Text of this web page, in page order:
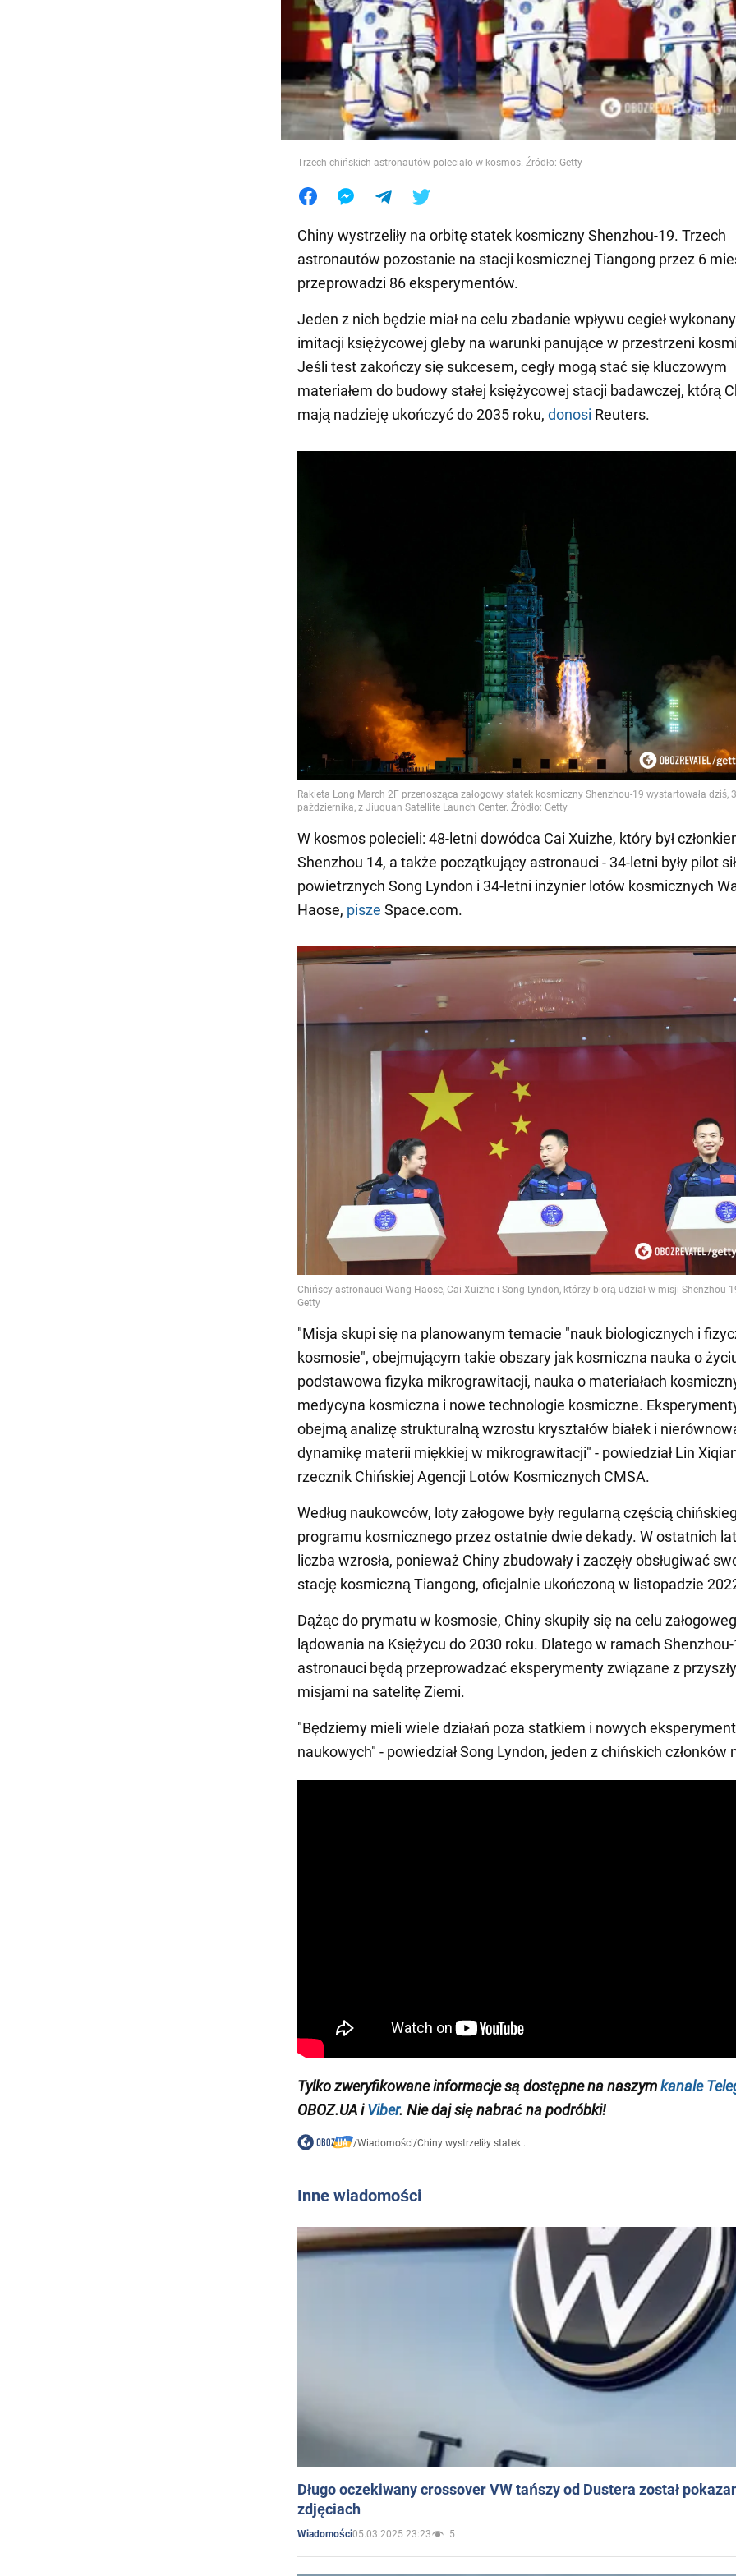
Jedzenie
Trzech chińskich astronautów poleciało w kosmos. Źródło: Getty
Chiny wystrzeliły na orbitę statek kosmiczny Shenzhou-19. Trzech
astronautów pozostanie na stacji kosmicznej Tiangong przez 6
przeprowadzi 86 eksperymentów.
Jeden z nich będzie miał na celu zbadanie wpływu cegieł
imitacji księżycowej gleby na warunki panujące w przestrzeni
Jeśli test zakończy się sukcesem, cegły mogą stać się kluczowym
materiałem do budowy stałej księżycowej stacji badawczej, którą
mają nadzieję ukończyć do 2035 roku, donosi Reuters.
W kosmos polecieli: 48-letni dowódca Cai Xuizhe, który był
Shenzhou 14, a także początkujący astronauci - 34-letni były pilot sił
powietrznych Song Lyndon i 34-letni inżynier lotów kosmicznych
Haose, pisze Space.com.
"Misja skupi się na planowanym temacie "nauk biologicznych i
kosmosie", obejmującym takie obszary jak kosmiczna nauka o
podstawowa fizyka mikrograwitacji, nauka o materiałach
medycyna kosmiczna i nowe technologie kosmiczne.
obejmą analizę strukturalną wzrostu kryształów białek i
dynamikę materii miękkiej w mikrograwitacji" - powiedział Lin
rzecznik Chińskiej Agencji Lotów Kosmicznych CMSA.
Według naukowców, loty załogowe były regularną częścią
programu kosmicznego przez ostatnie dwie dekady. W ostatnich
liczba wzrosła, ponieważ Chiny zbudowały i zaczęły obsługiwać
stację kosmiczną Tiangong, oficjalnie ukończoną w listopadzie
Dążąc do prymatu w kosmosie, Chiny skupiły się na celu
lądowania na Księżycu do 2030 roku. Dlatego w ramach
astronauci będą przeprowadzać eksperymenty związane z
misjami na satelitę Ziemi.
"Będziemy mieli wiele działań poza statkiem i nowych
naukowych" - powiedział Song Lyndon, jeden z chińskich członków
Tylko zweryfikowane informacje są dostępne na naszymkanale
OBOZ.UA iViber. Nie daj się nabrać na podróbki!
/Wiadomości/Chiny wystrzeliły statek...
Inne wiadomości
Długo oczekiwany crossover VW tańszy od Dustera został
zdjęciach
Wiadomości05.03.2025 23:23 5